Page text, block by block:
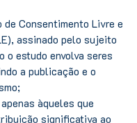
de Consentimento Livre e
assinado pelo sujeito
o estudo envolva seres
a publicação e o
àqueles que
significativa ao